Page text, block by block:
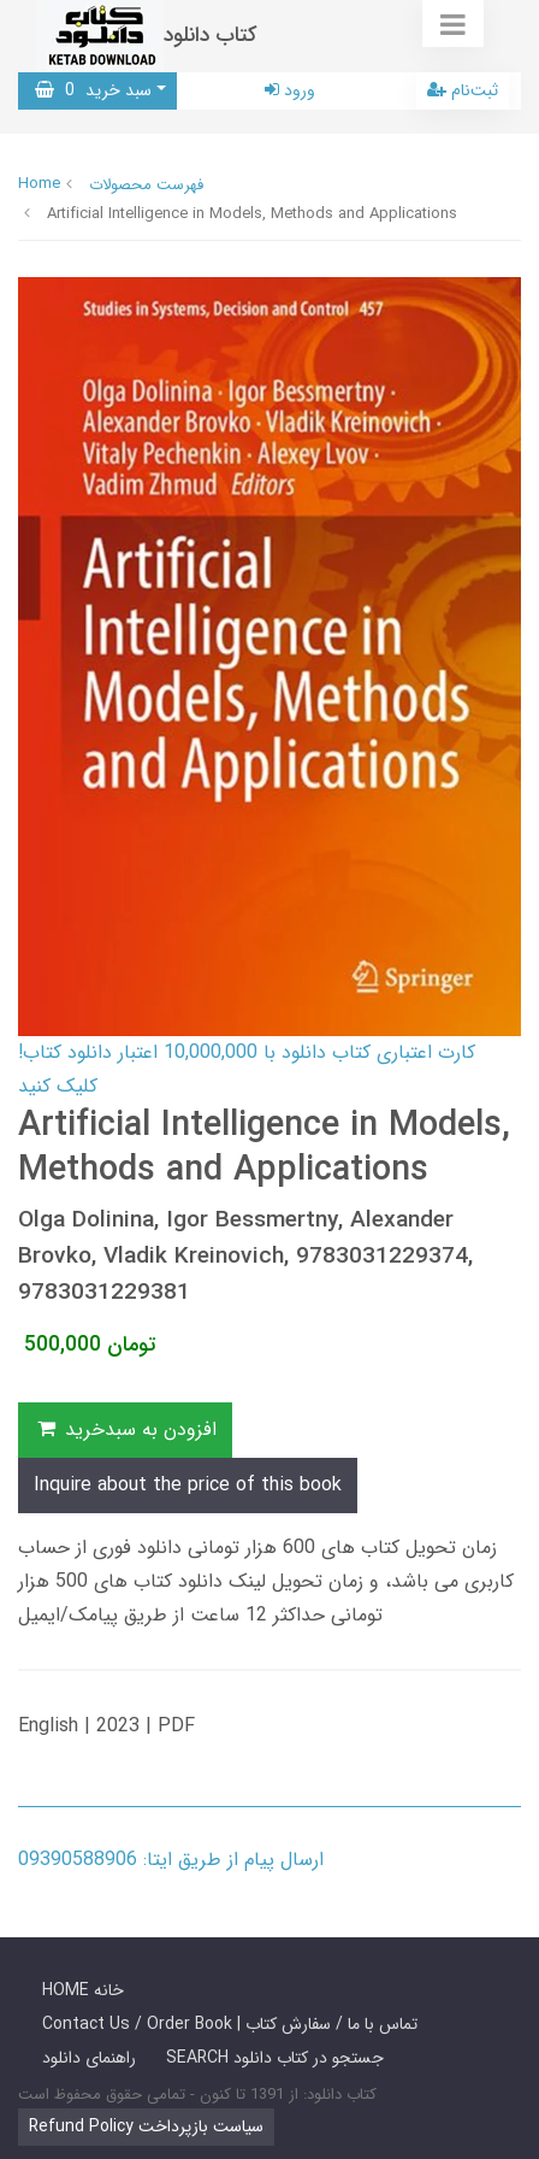
کتاب دانلود
سبد خرید 0 ورود ثبت‌نام
Home
فهرست محصولات
Artificial Intelligence in Models, Methods and Applications
کارت اعتباری کتاب دانلود با 10,000,000 اعتبار دانلود کتاب!
کلیک کنید
Artificial Intelligence in Models,
Methods and Applications
Olga Dolinina, Igor Bessmertny, Alexander
Brovko, Vladik Kreinovich, 9783031229374,
9783031229381
500,000 تومان
افزودن به سبدخرید
Inquire about the price of this book
زمان تحویل کتاب های 600 هزار تومانی دانلود فوری از حساب
کاربری می باشد، و زمان تحویل لینک دانلود کتاب های 500 هزار
تومانی حداکثر 12 ساعت از طریق پیامک/ایمیل
English | 2023 | PDF
ارسال پیام از طریق ایتا: 09390588906
HOME خانه
Contact Us / Order Book | تماس با ما / سفارش کتاب
راهنمای دانلود
SEARCH جستجو در کتاب دانلود
کتاب دانلود: از 1391 تا کنون - تمامی حقوق محفوظ است
Refund Policy سیاست بازپرداخت